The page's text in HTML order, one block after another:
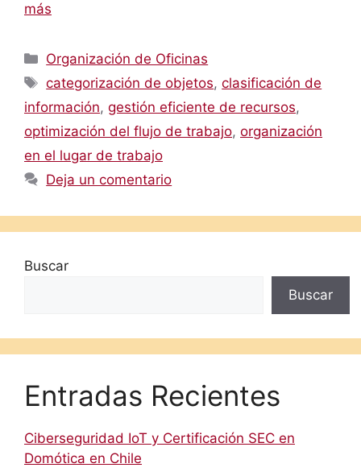
más
Categorías
Organización de Oficinas
Etiquetas
categorización de objetos,clasificación de
información, gestión eficiente de recursos,
optimización del flujo de trabajo, organización
en el lugar de trabajo
Deja un comentario
Buscar
Buscar
Entradas Recientes
Ciberseguridad IoT y Certificación SEC en
Domótica en Chile